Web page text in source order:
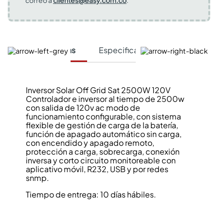
Características Especificaciones Técnicas
Inversor Solar Off Grid Sat 2500W 120V
Controlador e inversor al tiempo de 2500w
con salida de 120v ac modo de
funcionamiento configurable, con sistema
flexible de gestión de carga de la batería,
función de apagado automático sin carga,
con encendido y apagado remoto,
protección a carga, sobrecarga, conexión
inversa y corto circuito monitoreable con
aplicativo móvil, R232, USB y por redes
snmp.
Tiempo de entrega: 10 días hábiles.